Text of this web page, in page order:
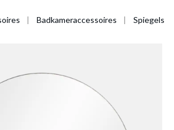
Badkameraccessoires Spiegels